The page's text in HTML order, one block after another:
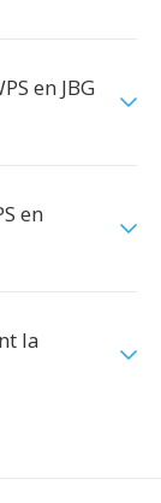
en JBG
en
la